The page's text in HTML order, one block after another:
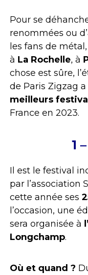
Pour se
renommées ou
les fans de
à La Rochelle, à
chose est sûre,
de Paris Zigzag a
meilleurs
France en 2023.
1
Il est le festival
par l’association
cette année ses
l’occasion, une
sera organisée à
Longchamp.
Où et quand ?